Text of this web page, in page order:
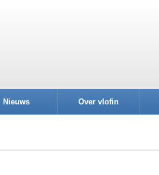
Nieuws Over vlofin